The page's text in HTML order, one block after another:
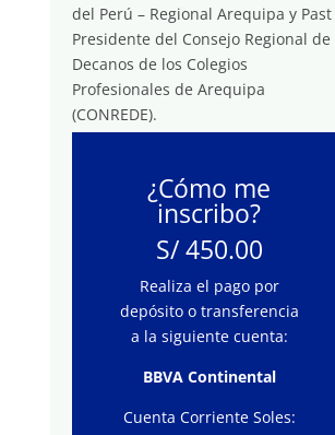
del Perú – Regional Arequipa y Past
Presidente del Consejo Regional de
Decanos de los Colegios
Profesionales de Arequipa
(CONREDE).
¿Cómo me
inscribo?
S/ 450.00
Realiza el pago por
depósito o transferencia
a la siguiente cuenta:
BBVA Continental
Cuenta Corriente Soles: